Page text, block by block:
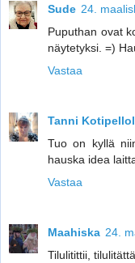
Sude 24.
Puputhan ovat
näytetyksi. =)
Vastaa
Tanni
Tuo on kyllä
hauska idea
Vastaa
Maahiska 24.
Tilulitittii,